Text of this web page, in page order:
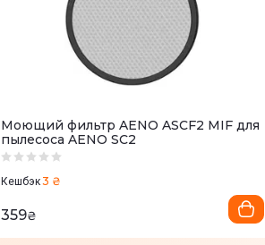
Моющий фильтр AENO ASCF2 MIF для
пылесоса AENO SC2
Кешбэк3 ₴
359₴